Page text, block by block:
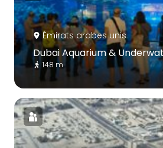
Émirats arabes unis
Dubai Aquarium &
148 m